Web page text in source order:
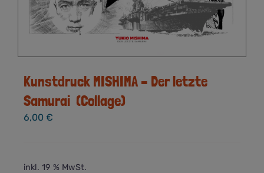
Kunstdruck MISHIMA – Der letzte
Samurai (Collage)
6,00 €
inkl. 19 % MwSt.